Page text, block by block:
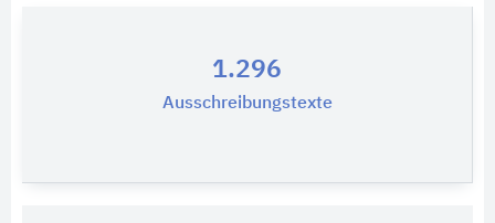
1.296
Ausschreibungstexte